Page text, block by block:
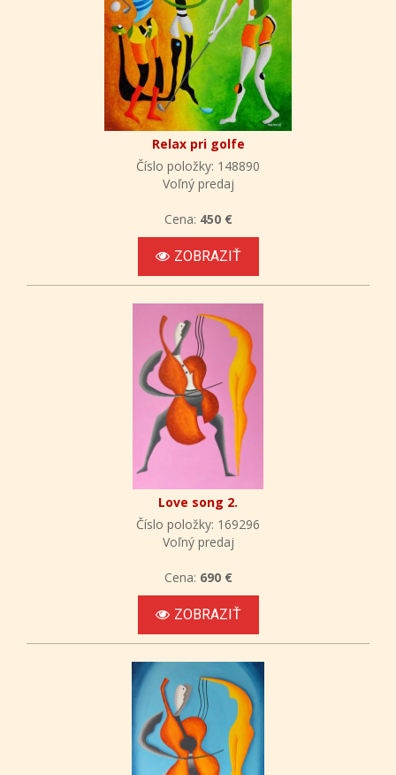
Relax pri golfe
Číslo položky: 148890
Voľný predaj
Cena: 450 €
ZOBRAZIŤ
Love song 2.
Číslo položky: 169296
Voľný predaj
Cena: 690 €
ZOBRAZIŤ